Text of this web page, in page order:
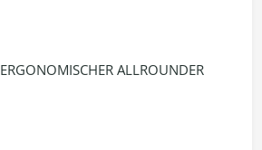
ERGONOMISCHER ALLROUNDER